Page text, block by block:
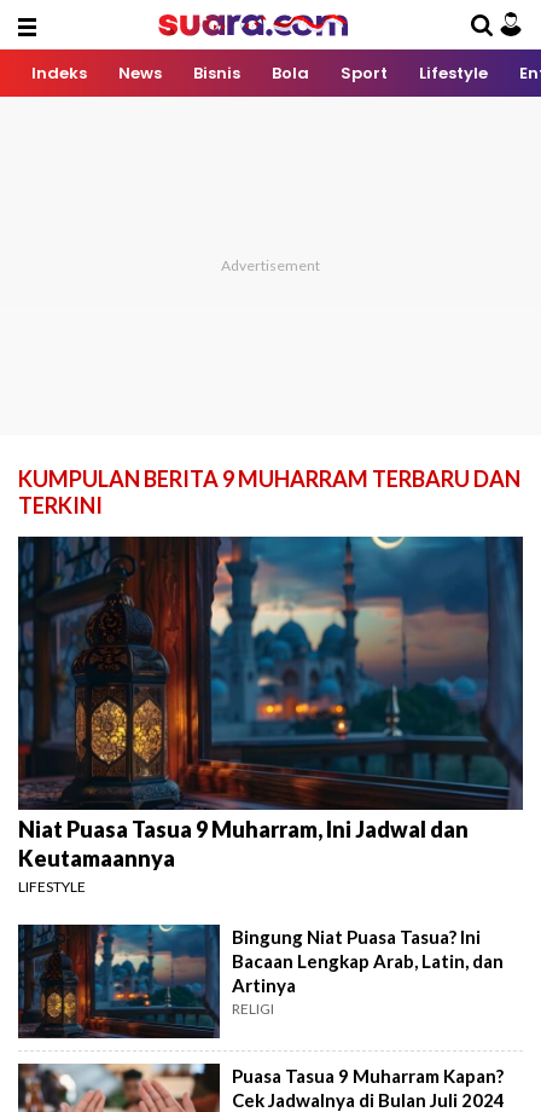
Indeks News Bisnis Bola Sport Lifestyle
KUMPULAN BERITA 9 MUHARRAM TERBARU DAN
TERKINI
Niat Puasa Tasua 9 Muharram, Ini Jadwal dan
Keutamaannya
LIFESTYLE
Bingung Niat Puasa Tasua? Ini
Bacaan Lengkap Arab, Latin, dan
Artinya
RELIGI
Puasa Tasua 9 Muharram Kapan?
Cek Jadwalnya di Bulan Juli 2024